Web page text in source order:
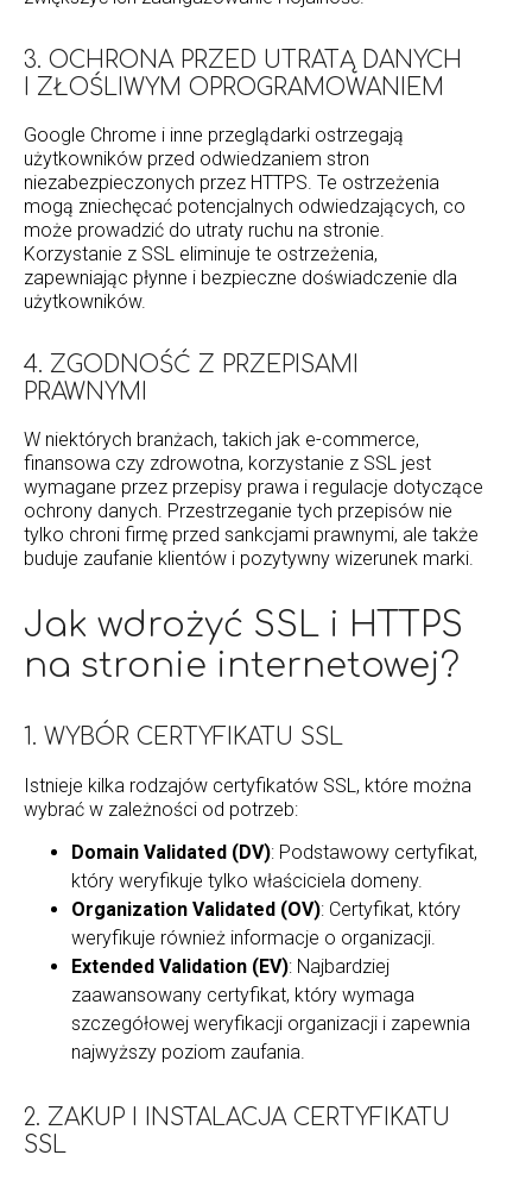
3. OCHRONA PRZED UTRATĄ DANYCH
I ZŁOŚLIWYM OPROGRAMOWANIEM
Google Chrome i inne przeglądarki ostrzegają
użytkowników przed odwiedzaniem stron
niezabezpieczonych przez HTTPS. Te ostrzeżenia
mogą zniechęcać potencjalnych odwiedzających, co
może prowadzić do utraty ruchu na stronie.
Korzystanie z SSL eliminuje te ostrzeżenia,
zapewniając płynne i bezpieczne doświadczenie dla
użytkowników.
4. ZGODNOŚĆ Z PRZEPISAMI
PRAWNYMI
W niektórych branżach, takich jak e-commerce,
finansowa czy zdrowotna, korzystanie z SSL jest
wymagane przez przepisy prawa i regulacje dotyczące
ochrony danych. Przestrzeganie tych przepisów nie
tylko chroni firmę przed sankcjami prawnymi, ale także
buduje zaufanie klientów i pozytywny wizerunek marki.
Jak wdrożyć SSL i HTTPS
na stronie internetowej?
1. WYBÓR CERTYFIKATU SSL
Istnieje kilka rodzajów certyfikatów SSL, które można
wybrać w zależności od potrzeb:
Domain Validated (DV): Podstawowy certyfikat,
który weryfikuje tylko właściciela domeny.
Organization Validated (OV): Certyfikat, który
weryfikuje również informacje o organizacji.
Extended Validation (EV): Najbardziej
zaawansowany certyfikat, który wymaga
szczegółowej weryfikacji organizacji i zapewnia
najwyższy poziom zaufania.
2. ZAKUP I INSTALACJA CERTYFIKATU
SSL